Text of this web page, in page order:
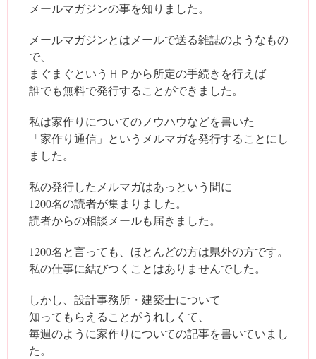
メールマガジンの事を知りました。
メールマガジンとはメールで送る雑誌のようなもの
で、
まぐまぐというＨＰから所定の手続きを行えば
誰でも無料で発行することができました。
私は家作りについてのノウハウなどを書いた
「家作り通信」というメルマガを発行することにし
ました。
私の発行したメルマガはあっという間に
1200名の読者が集まりました。
読者からの相談メールも届きました。
1200名と言っても、ほとんどの方は県外の方です。
私の仕事に結びつくことはありませんでした。
しかし、設計事務所・建築士について
知ってもらえることがうれしくて、
毎週のように家作りについての記事を書いていまし
た。